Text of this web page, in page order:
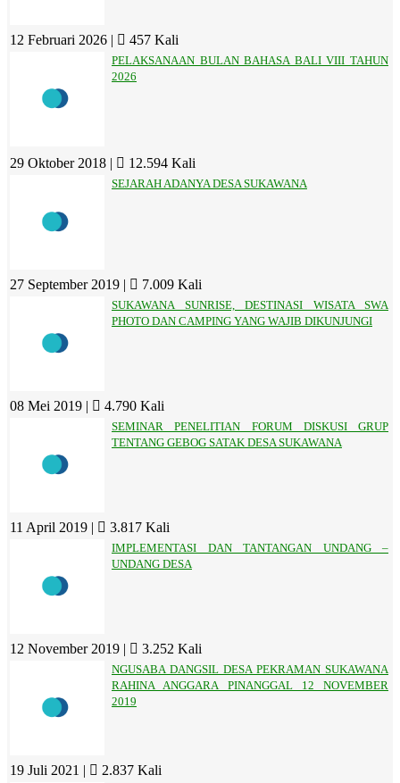
12 Februari 2026 | 457 Kali
PELAKSANAAN BULAN BAHASA BALI VIII TAHUN
2026
29 Oktober 2018 | 12.594 Kali
SEJARAH ADANYA DESA SUKAWANA
27 September 2019 | 7.009 Kali
SUKAWANA SUNRISE, DESTINASI WISATA SWA
PHOTO DAN CAMPING YANG WAJIB DIKUNJUNGI
08 Mei 2019 | 4.790 Kali
SEMINAR PENELITIAN FORUM DISKUSI GRUP
TENTANG GEBOG SATAK DESA SUKAWANA
11 April 2019 | 3.817 Kali
IMPLEMENTASI DAN TANTANGAN UNDANG –
UNDANG DESA
12 November 2019 | 3.252 Kali
NGUSABA DANGSIL DESA PEKRAMAN SUKAWANA
RAHINA ANGGARA PINANGGAL 12 NOVEMBER
2019
19 Juli 2021 | 2.837 Kali